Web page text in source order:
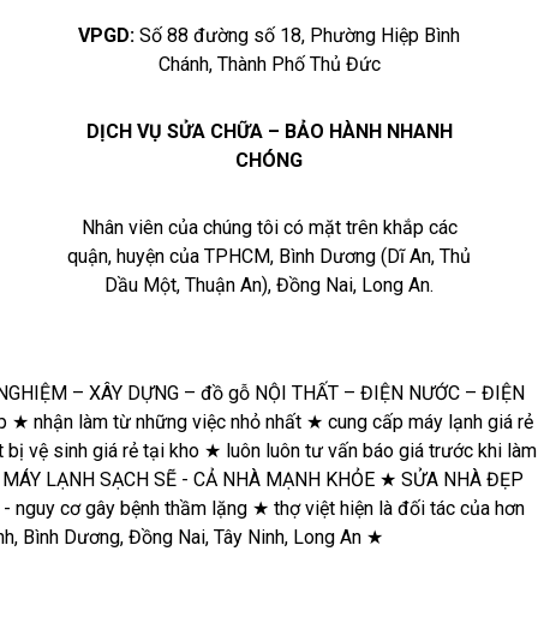
VPGD: Số 88 đường số 18, Phường Hiệp Bình
Chánh, Thành Phố Thủ Đức
DỊCH VỤ SỬA CHỮA – BẢO HÀNH NHANH
CHÓNG
Nhân viên của chúng tôi có mặt trên khắp các
quận, huyện của TPHCM, Bình Dương (Dĩ An, Thủ
Dầu Một, Thuận An), Đồng Nai, Long An.
★Hoàn
tiền nếu
xử lý
không
dứt điểm